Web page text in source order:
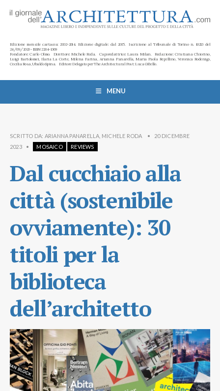
Edizione mensile cartacea: 2002-2014. Edizione digitale: dal 2015. Iscrizione al Tribunale di Torino n. 10213 del
24/09/2020 - ISSN 2284-1369
Fondatore: Carlo Olmo. Direttore: Michele Roda. Caporedattrice: Laura Milan. Redazione: Cristiana Chiorino,
Luigi Bartolomei, Ilaria La Corte, Milena Farina, Arianna Panarella, Maria Paola Repellino, Veronica Rodenigo,
Cecilia Rosa, Ubaldo Spina. Editore Delegato per The Architectural Post: Luca Gibello.
MENU
SCRITTO DA: ARIANNA PANARELLA MICHELE RODA •
20 DICEMBRE
2023
• MOSAICO REVIEWS
Dal cucchiaio alla
città (sostenibile
ovviamente): 30
titoli per la
biblioteca
dell’architetto